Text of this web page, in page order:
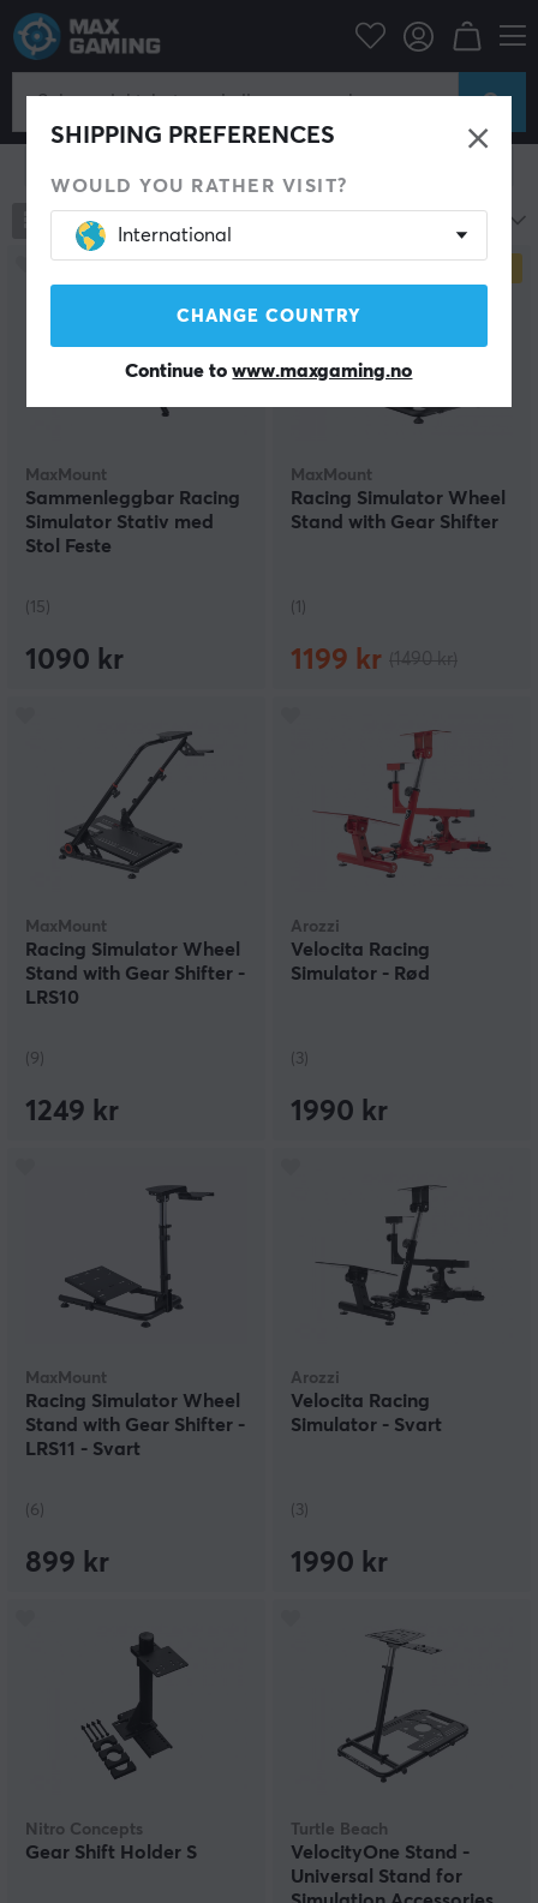
SHIPPING PREFERENCES
WOULD YOU RATHER VISIT?
International
CHANGE COUNTRY
Continue towww.maxgaming.no
Gamingstol Racing Tilbehør
Racing Tilbehør
MaxMount
Sammenleggbar Racing
Simulator Stativ med
Stol Feste
(15)
1090 kr
MaxMount
Racing Simulator Wheel
Stand with Gear Shifter
(1)
1199 kr
MaxMount
Racing Simulator Wheel
Stand with Gear Shifter -
LRS10
(9)
1249 kr
Arozzi
Velocita Racing
Simulator - Rød
(3)
1990 kr
MaxMount
Racing Simulator Wheel
Stand with Gear Shifter -
LRS11 - Svart
(6)
899 kr
Arozzi
Velocita Racing
Simulator - Svart
(3)
1990 kr
Nitro Concepts
Gear Shift Holder S
Turtle Beach
VelocityOne Stand -
Universal Stand for